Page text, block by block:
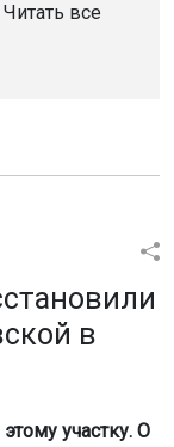
Читать все
в
участку. О